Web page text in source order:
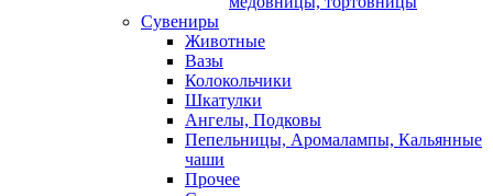
Сувениры
Животные
Вазы
Колокольчики
Шкатулки
Ангелы, Подковы
Пепельницы, Аромалампы, Кальянные
чаши
Прочее